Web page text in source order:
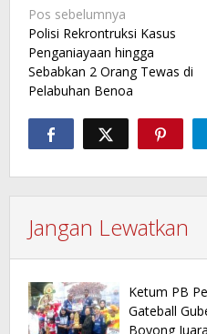
Navigasi
pos
Pos sebelumnya
Polisi Rekrontruksi Kasus
Penganiayaan hingga
Sebabkan 2 Orang Tewas di
Pelabuhan Benoa
Jangan Lewatkan
Ketum PB
Gateball
Boyong